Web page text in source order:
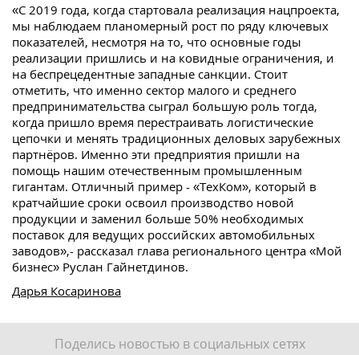
«С 2019 года, когда стартовала реализация нацпроекта,
мы наблюдаем планомерный рост по ряду ключевых
показателей, несмотря на то, что основные годы
реализации пришлись и на ковидные ограничения, и
на беспрецедентные западные санкции. Стоит
отметить, что именно сектор малого и среднего
предпринимательства сыграл большую роль тогда,
когда пришло время перестраивать логистические
цепочки и менять традиционных деловых зарубежных
партнёров. Именно эти предприятия пришли на
помощь нашим отечественным промышленным
гигантам. Отличный пример - «ТехКом», который в
кратчайшие сроки освоил производство новой
продукции и заменил больше 50% необходимых
поставок для ведущих российских автомобильных
заводов»,- рассказал глава регионального центра «Мой
бизнес» Руслан Гайнетдинов.
Дарья Косаринова
Поделись новостью в социальных сетях